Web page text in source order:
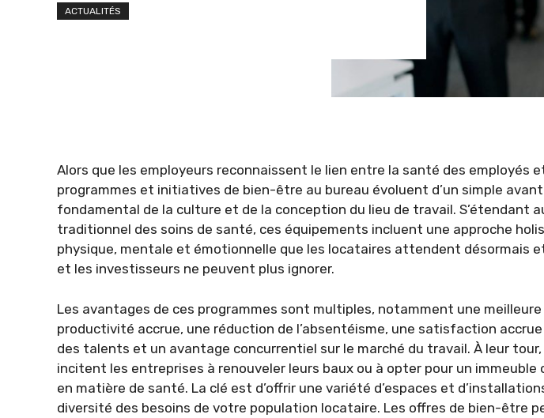
ACTUALITÉS
Alors que les employeurs reconnaissent le lien entre la santé des employés
programmes et initiatives de bien-être au bureau évoluent d’un simple
fondamental de la culture et de la conception du lieu de travail. S’étendant
traditionnel des soins de santé, ces équipements incluent une approche
physique, mentale et émotionnelle que les locataires attendent désormais
et les investisseurs ne peuvent plus ignorer.
Les avantages de ces programmes sont multiples, notamment une
productivité accrue, une réduction de l’absentéisme, une satisfaction
des talents et un avantage concurrentiel sur le marché du travail. À leur
incitent les entreprises à renouveler leurs baux ou à opter pour un
en matière de santé. La clé est d’offrir une variété d’espaces et
diversité des besoins de votre population locataire. Les offres de bien-être